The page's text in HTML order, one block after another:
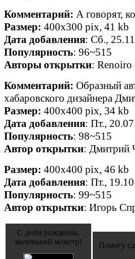
Комментарий: А говорят,
Размер: 400x300 pix, 41 kb
Дата добавления: Сб.,
Популярность: 96~515
Авторы открытки:
Комментарий: Образный
хабаровского дизайнера
Размер: 400x400 pix, 34 kb
Дата добавления: Пт.,
Популярность: 98~515
Автор открытки: Дмитрий
Размер: 400x400 pix, 46 kb
Дата добавления: Пт.,
Популярность: 99~515
Автор открытки: Игорь
С днём рождения,
маленький монстр!
Помогу